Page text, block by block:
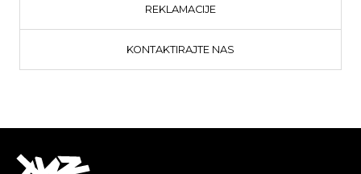
REKLAMACIJE
KONTAKTIRAJTE NAS